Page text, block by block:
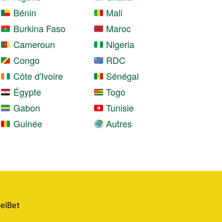
Bénin
Burkina Faso
Cameroun
Congo
Côte d'Ivoire
Égypte
Gabon
Guinée
Mali
Maroc
Nigeria
RDC
Sénégal
Togo
Tunisie
Autres